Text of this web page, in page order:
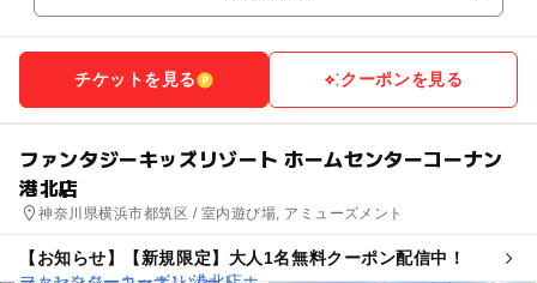
チケットを見る クーポンを見る
ファンタジーキッズリゾート ホームセンターコーナン
港北店
神奈川県横浜市都筑区 / 室内遊び場, アミューズメント
【お知らせ】【新規限定】大人1名無料クーポン配信中！